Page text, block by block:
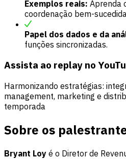
Exemplos reais: Aprenda
coordenação bem-
Papel dos dados e da
funções sincronizadas.
Assista ao replay no
Harmonizando estratégias:
management, marketing e
temporada
Sobre os
Bryant Loy é o Diretor de